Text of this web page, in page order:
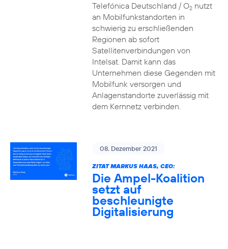
Telefónica Deutschland / O2nutzt
an Mobilfunkstandorten in
schwierig zu erschließenden
Regionen ab sofort
Satellitenverbindungen von
Intelsat. Damit kann das
Unternehmen diese Gegenden mit
Mobilfunk versorgen und
Anlagenstandorte zuverlässig mit
dem Kernnetz verbinden.
08. Dezember 2021
ZITAT MARKUS HAAS, CEO:
Die Ampel-Koalition
setzt auf
beschleunigte
Digitalisierung